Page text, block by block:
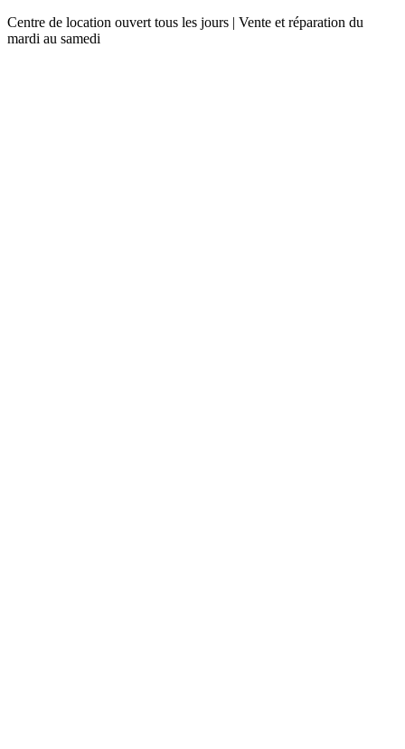
Centre de location ouvert tous les jours | Vente et réparation du
mardi au samedi